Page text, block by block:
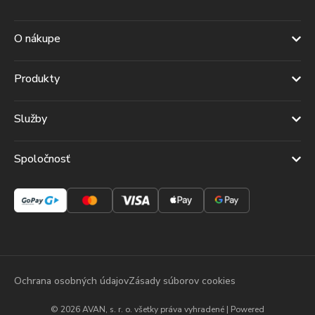
O nákupe
Produkty
Služby
Spoločnosť
© 2026 AVAN, s. r. o. všetky práva vyhradené | Powered
Ochrana osobných údajovZásady súborov cookies